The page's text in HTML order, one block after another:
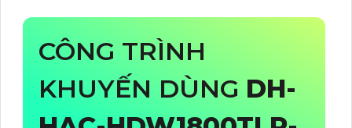
CÔNG TRÌNH
KHUYẾN DÙNG DH-